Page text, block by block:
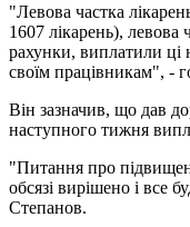
"Левова частка
1607 лікарень), левова
рахунки, виплатили ці
своїм працівникам", -
Він зазначив, що дав
наступного тижня
"Питання про
обсязі вирішено і все
Степанов.